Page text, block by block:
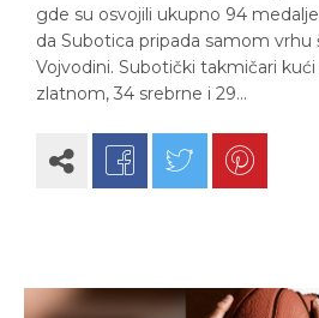
gde su osvojili ukupno 94
da Subotica pripada samom vrhu
Vojvodini. Subotički takmičari kući
zlatnom, 34 srebrne i 29…